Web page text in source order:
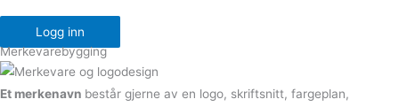
Logg inn
Merkevarebygging
Et merkenavn består gjerne av en logo, skriftsnitt, fargeplan,